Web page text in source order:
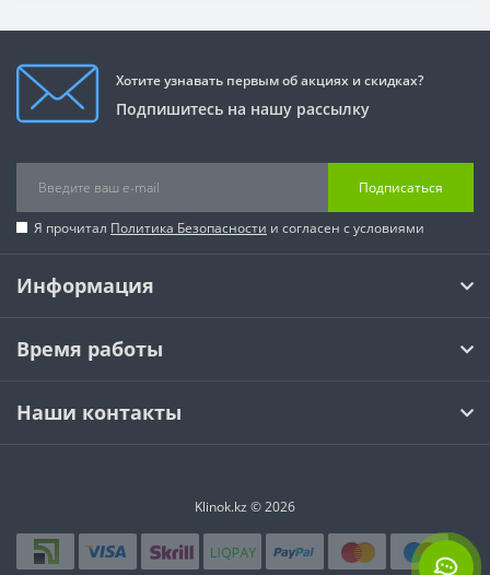
Хотите узнавать первым об акциях и скидках?
Подпишитесь на нашу рассылку
Подписаться
Я прочитал Политика Безопасности и согласен с условиями
Информация
Время работы
Наши контакты
Klinok.kz © 2026